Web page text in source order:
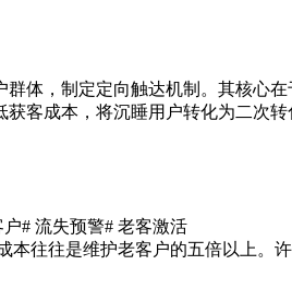
体，制定定向触达机制。其核心
客成本，将沉睡用户转化为二次
户# 流失预警# 老客激活
本往往是维护老客户的五倍以上。